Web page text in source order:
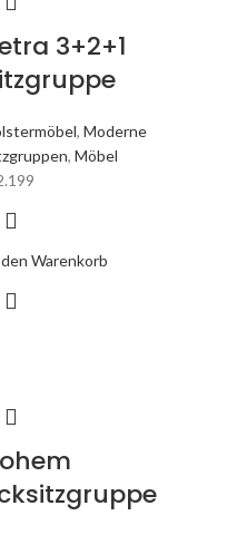
3+2+1
, Moderne
, Möbel
Warenkorb